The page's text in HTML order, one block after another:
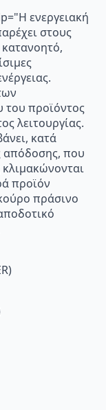
ενεργειακή
στους
του προϊόντος
λειτουργίας.
κατά
απόδοσης, που
προϊόν
πράσινο